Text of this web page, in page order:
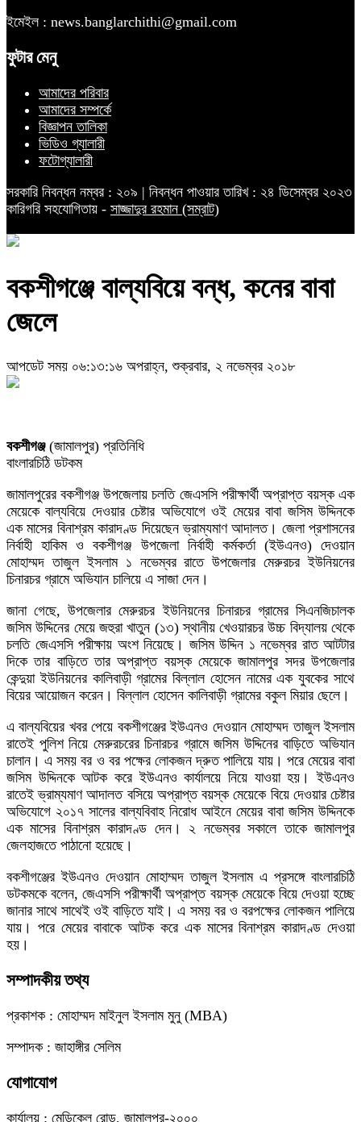
ইমেইল : news.banglarchithi@gmail.com
ফুটার মেনু
আমাদের পরিবার
আমাদের সম্পর্কে
বিজ্ঞাপন তালিকা
ভিডিও গ্যালারী
ফটোগ্যালারী
সরকারি নিবন্ধন নম্বর : ২০৯ | নিবন্ধন পাওয়ার তারিখ : ২৪ ডিসেম্বর ২০২৩
কারিগরি সহযোগিতায় - সাজ্জাদুর রহমান (সম্রাট)
বকশীগঞ্জে বাল্যবিয়ে বন্ধ, কনের বাবা
জেলে
আপডেট সময় ০৬:১৩:১৬ অপরাহ্ন, শুক্রবার, ২ নভেম্বর ২০১৮
বকশীগঞ্জ(জামালপুর) প্রতিনিধি
বাংলারচিঠি ডটকম
জামালপুরের বকশীগঞ্জ উপজেলায় চলতি জেএসসি পরীক্ষার্থী অপ্রাপ্ত বয়স্ক এক
মেয়েকে বাল্যবিয়ে দেওয়ার চেষ্টার অভিযোগে ওই মেয়ের বাবা জসিম উদ্দিনকে
এক মাসের বিনাশ্রম কারাদণ্ড দিয়েছেন ভ্রাম্যমাণ আদালত। জেলা প্রশাসনের
নির্বাহী হাকিম ও বকশীগঞ্জ উপজেলা নির্বাহী কর্মকর্তা (ইউএনও) দেওয়ান
মোহাম্মদ তাজুল ইসলাম ১ নভেম্বর রাতে উপজেলার মেরুরচর ইউনিয়নের
চিনারচর গ্রামে অভিযান চালিয়ে এ সাজা দেন।
জানা গেছে, উপজেলার মেরুরচর ইউনিয়নের চিনারচর গ্রামের সিএনজিচালক
জসিম উদ্দিনের মেয়ে জহুরা খাতুন (১৩) স্থানীয় খেওয়ারচর উচ্চ বিদ্যালয় থেকে
চলতি জেএসসি পরীক্ষায় অংশ নিয়েছে। জসিম উদ্দিন ১ নভেম্বর রাত আটটার
দিকে তার বাড়িতে তার অপ্রাপ্ত বয়স্ক মেয়েকে জামালপুর সদর উপজেলার
কেন্দুয়া ইউনিয়নের কালিবাড়ী গ্রামের বিল্লাল হোসেন নামের এক যুবকের সাথে
বিয়ের আয়োজন করেন। বিল্লাল হোসেন কালিবাড়ী গ্রামের বকুল মিয়ার ছেলে।
এ বাল্যবিয়ের খবর পেয়ে বকশীগঞ্জের ইউএনও দেওয়ান মোহাম্মদ তাজুল ইসলাম
রাতেই পুলিশ নিয়ে মেরুরচরের চিনারচর গ্রামে জসিম উদ্দিনের বাড়িতে অভিযান
চালান। এ সময় বর ও বর পক্ষের লোকজন দ্রুত পালিয়ে যায়। পরে মেয়ের বাবা
জসিম উদ্দিনকে আটক করে ইউএনও কার্যালয়ে নিয়ে যাওয়া হয়। ইউএনও
রাতেই ভ্রাম্যমাণ আদালত বসিয়ে অপ্রাপ্ত বয়স্ক মেয়েকে বিয়ে দেওয়ার চেষ্টার
অভিযোগে ২০১৭ সালের বাল্যবিবাহ নিরোধ আইনে মেয়ের বাবা জসিম উদ্দিনকে
এক মাসের বিনাশ্রম কারাদণ্ড দেন। ২ নভেম্বর সকালে তাকে জামালপুর
জেলহাজতে পাঠানো হয়েছে।
বকশীগঞ্জের ইউএনও দেওয়ান মোহাম্মদ তাজুল ইসলাম এ প্রসঙ্গে বাংলারচিঠি
ডটকমকে বলেন, জেএসসি পরীক্ষার্থী অপ্রাপ্ত বয়স্ক মেয়েকে বিয়ে দেওয়া হচ্ছে
জানার সাথে সাথেই ওই বাড়িতে যাই। এ সময় বর ও বরপক্ষের লোকজন পালিয়ে
যায়। পরে মেয়ের বাবাকে আটক করে এক মাসের বিনাশ্রম কারাদণ্ড দেওয়া
হয়।
সম্পাদকীয় তথ্য
প্রকাশক : মোহাম্মদ মাইনুল ইসলাম মুনু (MBA)
সম্পাদক : জাহাঙ্গীর সেলিম
যোগাযোগ
কার্যালয় : মেডিকেল রোড, জামালপুর-২০০০